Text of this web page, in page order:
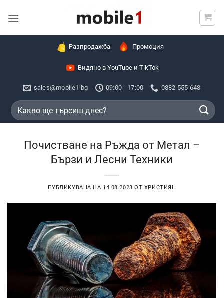
Разпродажба Промоция
Видяно в YouTube и TikTok
sales@mobile1.bg 09:00 - 17:00 0882 555 648
Търсене
за:
Почистване на Ръжда от Метал –
Бързи и Лесни Техники
ПУБЛИКУВАНА НА 14.08.2023 ОТ ХРИСТИЯН